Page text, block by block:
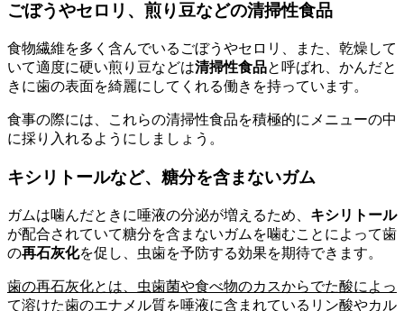
ごぼうやセロリ、煎り豆などの清掃性食品
食物繊維を多く含んでいるごぼうやセロリ、また、乾燥して
いて適度に硬い煎り豆などは清掃性食品と呼ばれ、かんだと
きに歯の表面を綺麗にしてくれる働きを持っています。
食事の際には、これらの清掃性食品を積極的にメニューの中
に採り入れるようにしましょう。
キシリトールなど、糖分を含まないガム
ガムは噛んだときに唾液の分泌が増えるため、 キシリトール
が配合されていて糖分を含まないガムを噛むことによって歯
の再石灰化を促し、虫歯を予防する効果を期待できます。
歯の再石灰化とは、虫歯菌や食べ物のカスからでた酸によっ
て溶けた歯のエナメル質を唾液に含まれているリン酸やカル